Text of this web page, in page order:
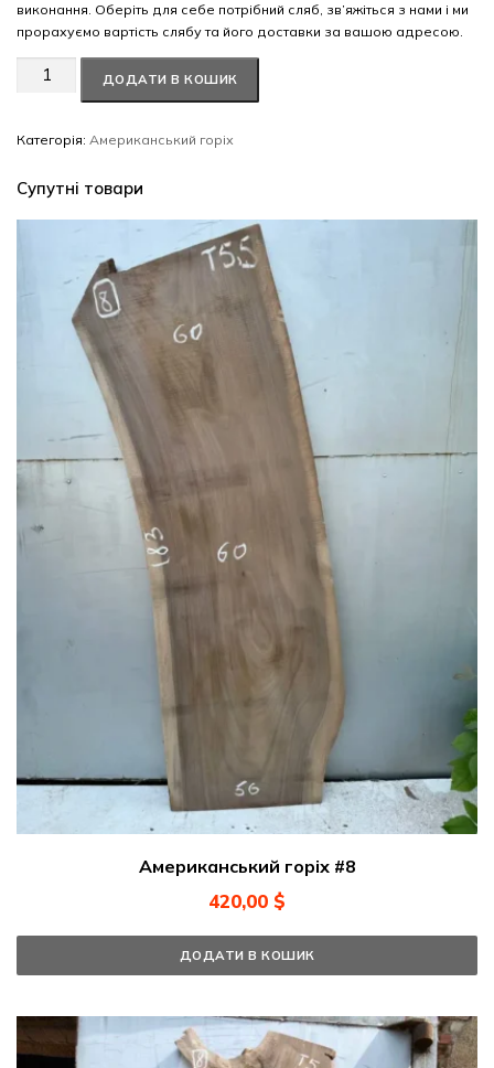
виконання. Оберіть для себе потрібний сляб, зв’яжіться з нами і ми
прорахуємо вартість слябу та його доставки за вашою адресою.
Американський
кількість
ДОДАТИ В КОШИК
Категорія: Американський горіх
Супутні товари
Американський горіх #8
420,00 $
ДОДАТИ В КОШИК